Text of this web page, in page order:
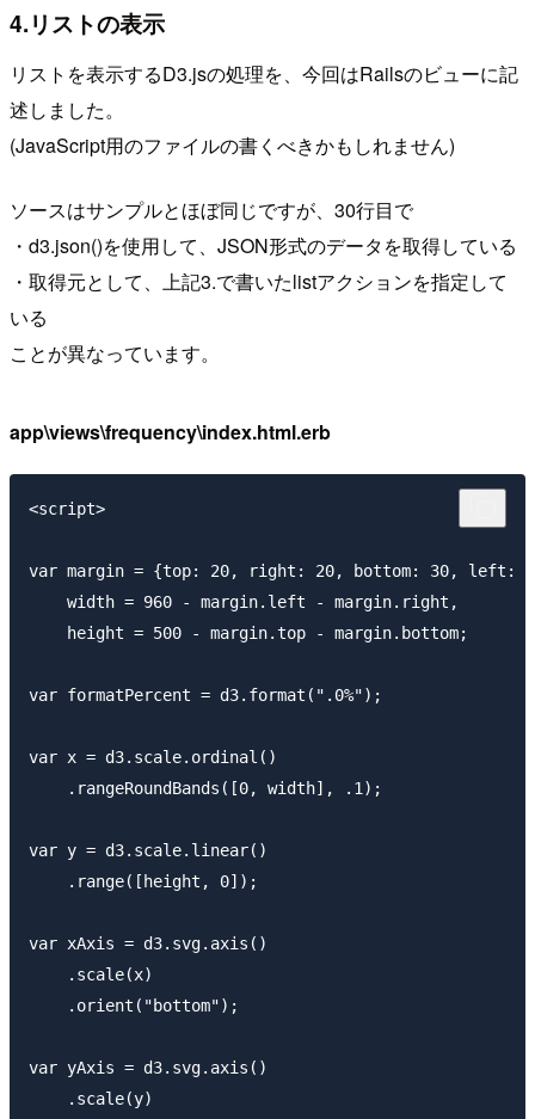
4.リストの表示
リストを表示するD3.jsの処理を、今回はRailsのビューに記
述しました。
(JavaScript用のファイルの書くべきかもしれません)
ソースはサンプルとほぼ同じですが、30行目で
・d3.json()を使用して、JSON形式のデータを取得している
・取得元として、上記3.で書いたlistアクションを指定して
いる
ことが異なっています。
app\views\frequency\index.html.erb
<script>
var margin = {top: 20, right: 20, bottom: 30, left:
    width = 960 - margin.left - margin.right,
    height = 500 - margin.top - margin.bottom;
var formatPercent = d3.format(".0%");
var x = d3.scale.ordinal()
    .rangeRoundBands([0, width], .1);
var y = d3.scale.linear()
    .range([height, 0]);
var xAxis = d3.svg.axis()
    .scale(x)
    .orient("bottom");
var yAxis = d3.svg.axis()
    .scale(y)